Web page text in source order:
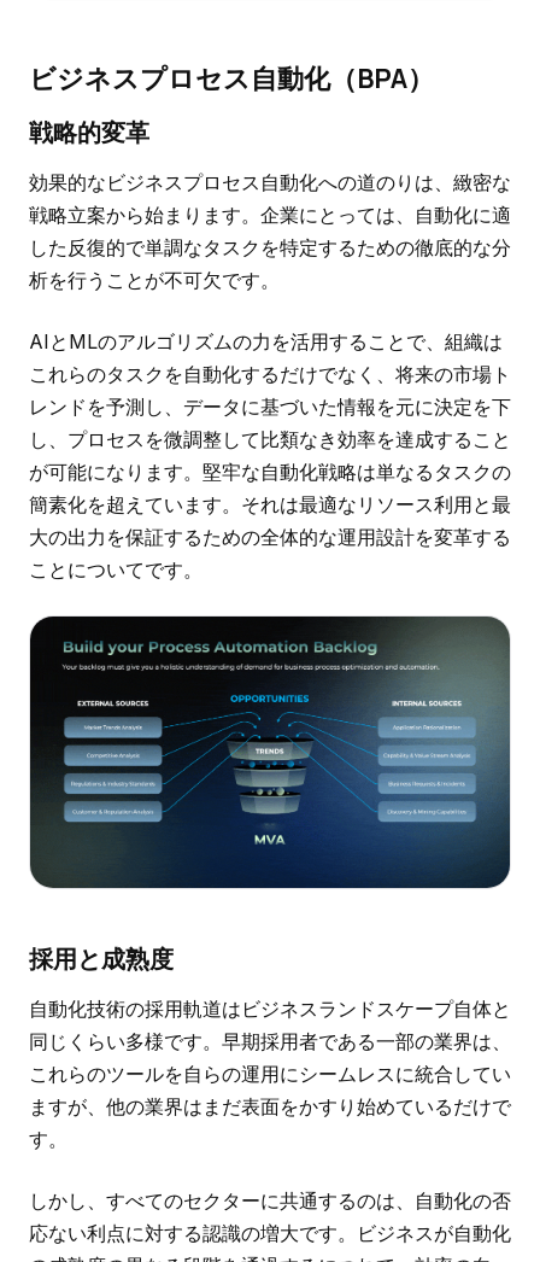
ビジネスプロセス自動化（BPA）
戦略的変革
効果的なビジネスプロセス自動化への道のりは、緻密な
戦略立案から始まります。企業にとっては、自動化に適
した反復的で単調なタスクを特定するための徹底的な分
析を行うことが不可欠です。
AIとMLのアルゴリズムの力を活用することで、組織は
これらのタスクを自動化するだけでなく、将来の市場ト
レンドを予測し、データに基づいた情報を元に決定を下
し、プロセスを微調整して比類なき効率を達成すること
が可能になります。堅牢な自動化戦略は単なるタスクの
簡素化を超えています。それは最適なリソース利用と最
大の出力を保証するための全体的な運用設計を変革する
ことについてです。
採用と成熟度
自動化技術の採用軌道はビジネスランドスケープ自体と
同じくらい多様です。早期採用者である一部の業界は、
これらのツールを自らの運用にシームレスに統合してい
ますが、他の業界はまだ表面をかすり始めているだけで
す。
しかし、すべてのセクターに共通するのは、自動化の否
応ない利点に対する認識の増大です。ビジネスが自動化